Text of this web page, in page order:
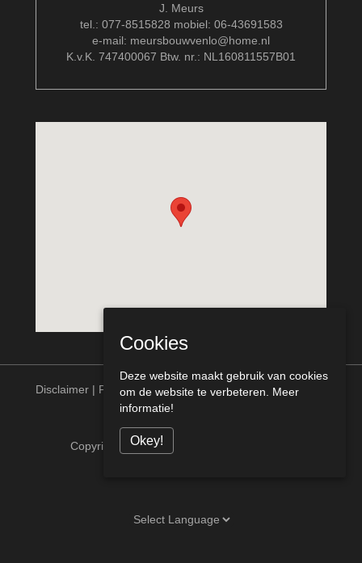
J. Meurs
tel.: 077-8515828 mobiel: 06-43691583
e-mail: meursbouwvenlo@home.nl
K.v.K. 747400067 Btw. nr.: NL160811557B01
Disclaimer | Privacy statement
Copyright © Meurs Bouw Venlo alle rechten
Cookies
Deze website maakt gebruik van cookies
om de website te verbeteren. Meer
informatie!
Okey!